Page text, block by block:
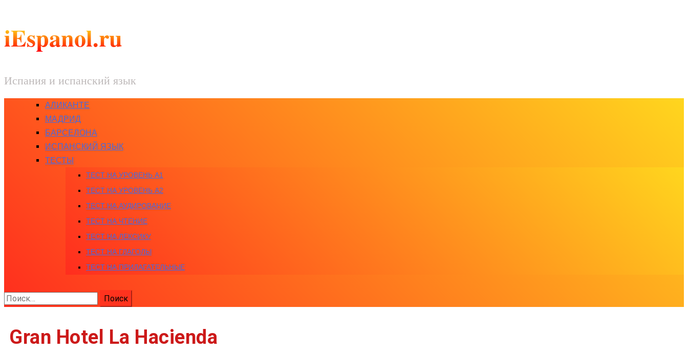
iEspanol.ru
Испания и испанский язык
АЛИКАНТЕ
МАДРИД
БАРСЕЛОНА
ИСПАНСКИЙ ЯЗЫК
ТЕСТЫ
ТЕСТ НА УРОВЕНЬ A1
ТЕСТ НА УРОВЕНЬ A2
ТЕСТ НА АУДИРОВАНИЕ
ТЕСТ НА ЧТЕНИЕ
ТЕСТ НА ЛЕКСИКУ
ТЕСТ НА ГЛАГОЛЫ
ТЕСТ НА ПРИЛАГАТЕЛЬНЫЕ
Найти:
Gran Hotel La Hacienda